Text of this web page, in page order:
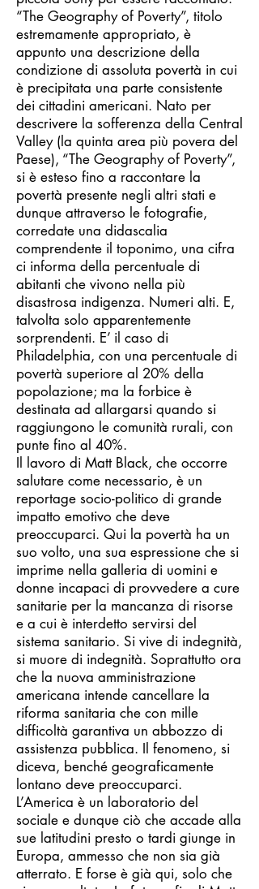
“The Geography of Poverty”, titolo
estremamente appropriato, è
appunto una descrizione della
condizione di assoluta povertà in cui
è precipitata una parte consistente
dei cittadini americani. Nato per
descrivere la sofferenza della Central
Valley (la quinta area più povera del
Paese), “The Geography of Poverty”,
si è esteso fino a raccontare la
povertà presente negli altri stati e
dunque attraverso le fotografie,
corredate una didascalia
comprendente il toponimo, una cifra
ci informa della percentuale di
abitanti che vivono nella più
disastrosa indigenza. Numeri alti. E,
talvolta solo apparentemente
sorprendenti. E’ il caso di
Philadelphia, con una percentuale di
povertà superiore al 20% della
popolazione; ma la forbice è
destinata ad allargarsi quando si
raggiungono le comunità rurali, con
punte fino al 40%.
Il lavoro di Matt Black, che occorre
salutare come necessario, è un
reportage socio-politico di grande
impatto emotivo che deve
preoccuparci. Qui la povertà ha un
suo volto, una sua espressione che si
imprime nella galleria di uomini e
donne incapaci di provvedere a cure
sanitarie per la mancanza di risorse
e a cui è interdetto servirsi del
sistema sanitario. Si vive di indegnità,
si muore di indegnità. Soprattutto ora
che la nuova amministrazione
americana intende cancellare la
riforma sanitaria che con mille
difficoltà garantiva un abbozzo di
assistenza pubblica. Il fenomeno, si
diceva, benché geograficamente
lontano deve preoccuparci.
L’America è un laboratorio del
sociale e dunque ciò che accade alla
sue latitudini presto o tardi giunge in
Europa, ammesso che non sia già
atterrato. E forse è già qui, solo che